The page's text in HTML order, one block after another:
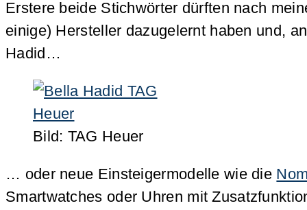
Erstere beide Stichwörter dürften nach
einige) Hersteller dazugelernt haben und,
Hadid…
Bild: TAG Heuer
… oder neue Einsteigermodelle wie die
Smartwatches oder Uhren mit